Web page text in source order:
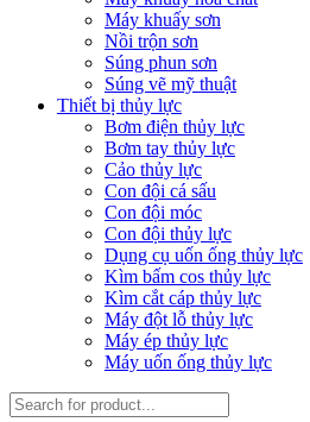
Máy khuấy sơn
Nồi trộn sơn
Súng phun sơn
Súng vẽ mỹ thuật
Thiết bị thủy lực
Bơm điện thủy lực
Bơm tay thủy lực
Cảo thủy lực
Con đội cá sấu
Con đội móc
Con đội thủy lực
Dụng cụ uốn ống thủy lực
Kìm bấm cos thủy lực
Kìm cắt cáp thủy lực
Máy đột lỗ thủy lực
Máy ép thủy lực
Máy uốn ống thủy lực